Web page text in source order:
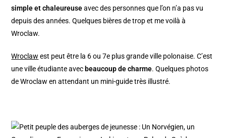
simple et chaleureuseavec des personnes que l’on n’a pas vu
depuis des années. Quelques bières de trop et me voilà à
Wroclaw.
Wroclaw est peut être la 6 ou 7e plus grande ville polonaise. C’est
une ville étudiante avec beaucoup de charme. Quelques photos
de Wroclaw en attendant un mini-guide très illustré.